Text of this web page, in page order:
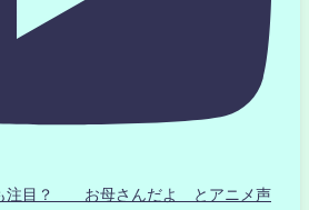
注目？ お母さんだよ とアニメ声